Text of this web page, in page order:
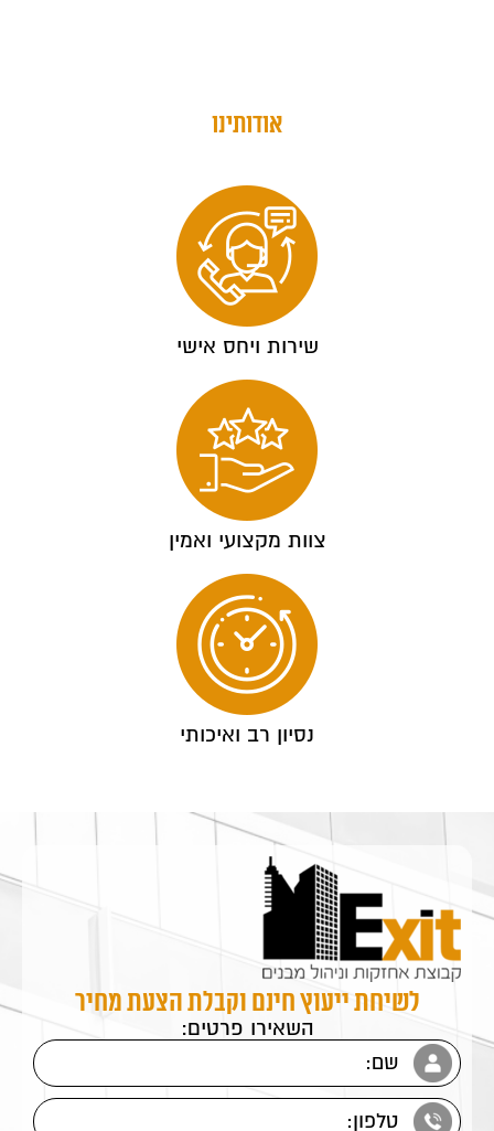
אודותינו
שירות ויחס אישי
צוות מקצועי ואמין
נסיון רב ואיכותי
לשיחת ייעוץ חינם וקבלת הצעת מחיר
השאירו פרטים: